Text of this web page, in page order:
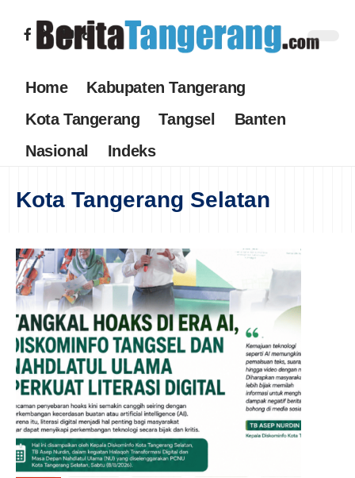
Home
Kabupaten Tangerang
Kota Tangerang
Tangsel
Banten
Nasional
Indeks
Kota Tangerang Selatan